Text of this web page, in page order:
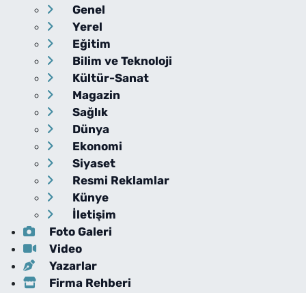
Genel
Yerel
Eğitim
Bilim ve Teknoloji
Kültür-Sanat
Magazin
Sağlık
Dünya
Ekonomi
Siyaset
Resmi Reklamlar
Künye
İletişim
Foto Galeri
Video
Yazarlar
Firma Rehberi